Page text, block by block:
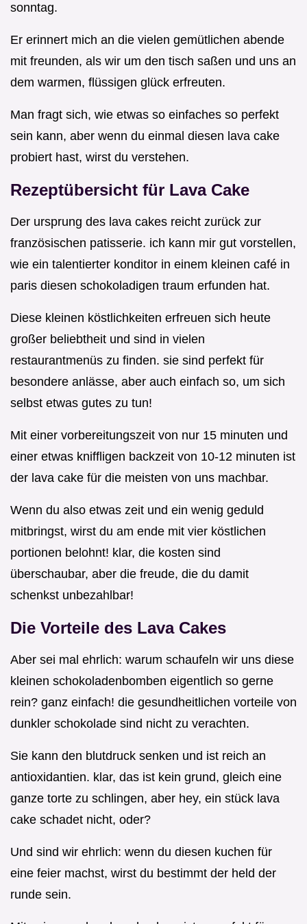
sonntag.
Er erinnert mich an die vielen gemütlichen abende
mit freunden, als wir um den tisch saßen und uns an
dem warmen, flüssigen glück erfreuten.
Man fragt sich, wie etwas so einfaches so perfekt
sein kann, aber wenn du einmal diesen lava cake
probiert hast, wirst du verstehen.
Rezeptübersicht für Lava Cake
Der ursprung des lava cakes reicht zurück zur
französischen patisserie. ich kann mir gut vorstellen,
wie ein talentierter konditor in einem kleinen café in
paris diesen schokoladigen traum erfunden hat.
Diese kleinen köstlichkeiten erfreuen sich heute
großer beliebtheit und sind in vielen
restaurantmenüs zu finden. sie sind perfekt für
besondere anlässe, aber auch einfach so, um sich
selbst etwas gutes zu tun!
Mit einer vorbereitungszeit von nur 15 minuten und
einer etwas kniffligen backzeit von 10-12 minuten ist
der lava cake für die meisten von uns machbar.
Wenn du also etwas zeit und ein wenig geduld
mitbringst, wirst du am ende mit vier köstlichen
portionen belohnt! klar, die kosten sind
überschaubar, aber die freude, die du damit
schenkst unbezahlbar!
Die Vorteile des Lava Cakes
Aber sei mal ehrlich: warum schaufeln wir uns diese
kleinen schokoladenbomben eigentlich so gerne
rein? ganz einfach! die gesundheitlichen vorteile von
dunkler schokolade sind nicht zu verachten.
Sie kann den blutdruck senken und ist reich an
antioxidantien. klar, das ist kein grund, gleich eine
ganze torte zu schlingen, aber hey, ein stück lava
cake schadet nicht, oder?
Und sind wir ehrlich: wenn du diesen kuchen für
eine feier machst, wirst du bestimmt der held der
runde sein.